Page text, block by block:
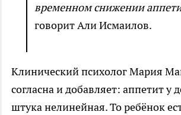
временном снижении
говорит Али Исмаилов.
Клинический психолог Мария
согласна и добавляет: аппетит у
штука нелинейная. То ребёнок